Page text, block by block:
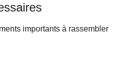
importants à rassembler